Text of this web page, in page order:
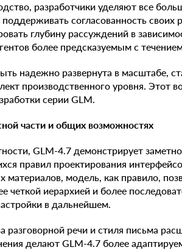
разработчики уделяют все
согласованность своих
глубину рассуждений в
более предсказуемым с
надежно развернута в масштабе,
производственного уровня. Этот
серии GLM.
части и общих возможностях
GLM-4.7 демонстрирует
правил проектирования
материалов, модель, как правило,
четкой иерархией и более
в дальнейшем.
разговорной речи и стиля письма
делают GLM-4.7 более